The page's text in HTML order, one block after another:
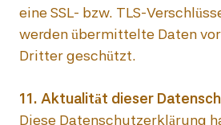
eine SSL- bzw. TLS-
werden übermittelte Daten
Dritter geschützt.
Diese Datenschutzerklärung